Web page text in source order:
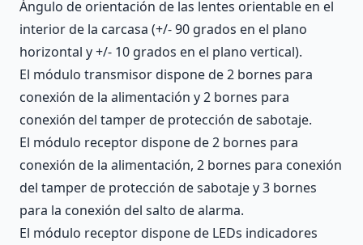
Ángulo de orientación de las lentes orientable en el
interior de la carcasa (+/- 90 grados en el plano
horizontal y +/- 10 grados en el plano vertical).
El módulo transmisor dispone de 2 bornes para
conexión de la alimentación y 2 bornes para
conexión del tamper de protección de sabotaje.
El módulo receptor dispone de 2 bornes para
conexión de la alimentación, 2 bornes para conexión
del tamper de protección de sabotaje y 3 bornes
para la conexión del salto de alarma.
El módulo receptor dispone de LEDs indicadores